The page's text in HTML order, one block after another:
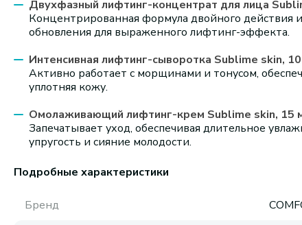
Двухфазный лифтинг-концентрат для лица
Концентрированная формула двойного действия
обновления для выраженного лифтинг-эффекта.
Интенсивная лифтинг-сыворотка Sublime skin,
Активно работает с морщинами и тонусом,
уплотняя кожу.
Омолаживающий лифтинг-крем Sublime skin, 15
Запечатывает уход, обеспечивая длительное
упругость и сияние молодости.
Подробные характеристики
Бренд